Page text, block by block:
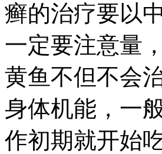
癣的治疗要以
一定要注意量，
黄鱼不但不会
身体机能，一
作初期就开始